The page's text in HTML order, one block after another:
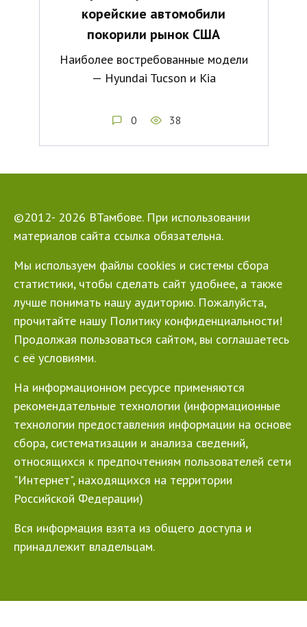
корейские автомобили
покорили рынок США
Наиболее востребованные модели
— Hyundai Tucson и Kia
0 38
©2012- 2026 ВТамбове. При использовании
материалов сайта ссылка обязательна.
Мы используем файлы cookies и системы сбора
статистики, чтобы сделать сайт удобнее, а также
лучше понимать нашу аудиторию. Пожалуйста,
прочитайте нашу Политику конфиденциальности!
Продолжая пользоваться сайтом, вы соглашаетесь
с её условиями.
На информационном ресурсе применяются
рекомендательные технологии (информационные
технологии предоставления информации на основе
сбора, систематизации и анализа сведений,
относящихся к предпочтениям пользователей сети
"Интернет", находящихся на территории
Российской Федерации)
Вся информация взята из общего доступа и
принадлежит владельцам.